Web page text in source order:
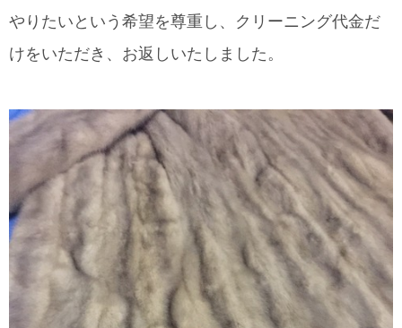
やりたいという希望を尊重し、クリーニング代金だ
けをいただき、お返しいたしました。